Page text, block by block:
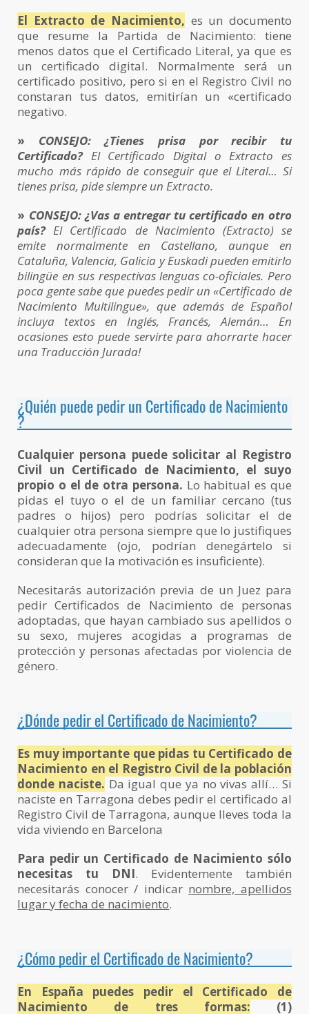
El Extracto de Nacimiento, es un documento
que resume la Partida de Nacimiento: tiene
menos datos que el Certificado Literal, ya que es
un certificado digital. Normalmente será un
certificado positivo, pero si en el Registro Civil no
constaran tus datos, emitirían un «certificado
negativo.
» CONSEJO: ¿Tienes prisa por recibir tu
Certificado?El Certificado Digital o Extracto es
mucho más rápido de conseguir que el Literal… Si
tienes prisa, pide siempre un Extracto.
» CONSEJO: ¿Vas a entregar tu certificado en otro
país?El Certificado de Nacimiento (Extracto) se
emite normalmente en Castellano, aunque en
Cataluña, Valencia, Galicia y Euskadi pueden emitirlo
bilingüe en sus respectivas lenguas co-oficiales. Pero
poca gente sabe que puedes pedir un «Certificado de
Nacimiento Multilingue», que además de Español
incluya textos en Inglés, Francés, Alemán… En
ocasiones esto puede servirte para ahorrarte hacer
una Traducción Jurada!
¿Quién puede pedir un Certificado de Nacimiento
?
Cualquier persona puede solicitar al Registro
Civil un Certificado de Nacimiento, el suyo
propio o el de otra persona. Lo habitual es que
pidas el tuyo o el de un familiar cercano (tus
padres o hijos) pero podrías solicitar el de
cualquier otra persona siempre que lo justifiques
adecuadamente (ojo, podrían denegártelo si
consideran que la motivación es insuficiente).
Necesitarás autorización previa de un Juez para
pedir Certificados de Nacimiento de personas
adoptadas, que hayan cambiado sus apellidos o
su sexo, mujeres acogidas a programas de
protección y personas afectadas por violencia de
género.
¿Dónde pedir el Certificado de Nacimiento?
Es muy importante que pidas tu Certificado de
Nacimiento en el Registro Civil de la población
donde naciste. Da igual que ya no vivas allí… Si
naciste en Tarragona debes pedir el certificado al
Registro Civil de Tarragona, aunque lleves toda la
vida viviendo en Barcelona
Para pedir un Certificado de Nacimiento sólo
necesitas tu DNI. Evidentemente también
necesitarás conocer / indicar nombre, apellidos
lugar y fecha de nacimiento.
¿Cómo pedir el Certificado de Nacimiento?
En España puedes pedir el Certificado de
Nacimiento de tres formas: (1)